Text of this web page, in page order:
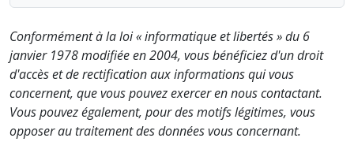
Conformément à la loi « informatique et libertés » du 6
janvier 1978 modifiée en 2004, vous bénéficiez d'un droit
d'accès et de rectification aux informations qui vous
concernent, que vous pouvez exercer en nous contactant.
Vous pouvez également, pour des motifs légitimes, vous
opposer au traitement des données vous concernant.